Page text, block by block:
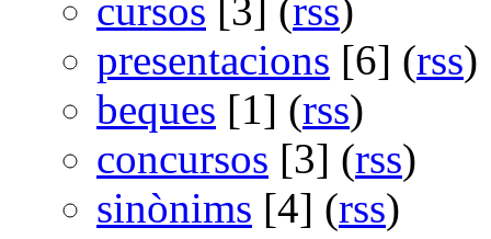
cursos [3] (rss)
presentacions [6] (rss)
beques [1] (rss)
concursos [3] (rss)
sinònims [4] (rss)